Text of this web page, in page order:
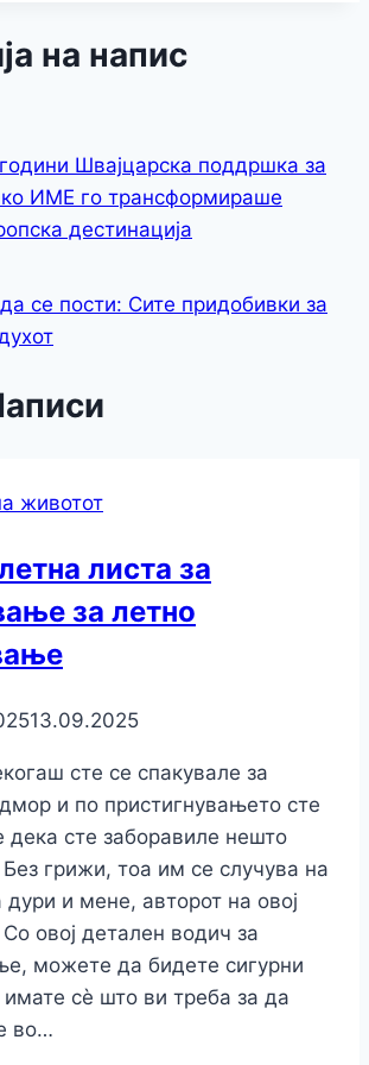
на напис
Швајцарска поддршка за
ИМЕ го трансформираше
дестинација
се пости: Сите придобивки за
животот
листа за
за летно
13.09.2025
сте се спакувале за
и по пристигнувањето сте
дека сте заборавиле нешто
грижи, тоа им се случува на
дури и мене, авторот на овој
овој детален водич за
можете да бидете сигурни
сè што ви треба за да
во…